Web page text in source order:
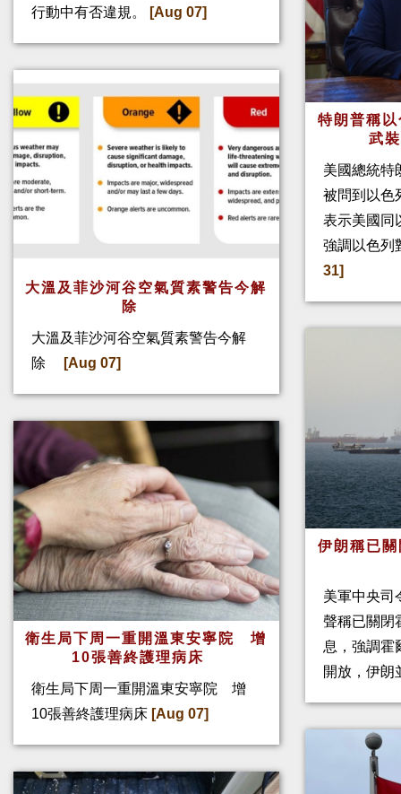
行動中有否違規。
[Aug 07]
大溫及菲沙河谷空氣質素警告今解
除
大溫及菲沙河谷空氣質素警告今解
除
[Aug 07]
衛生局下周一重開溫東安寧院 增
10張善終護理病床
衛生局下周一重開溫東安寧院 增
10張善終護理病床 [Aug 07]
特朗普稱
武
美國總統特
被問到以色
表示美國同
強調以色列
31]
伊朗稱已
美軍中央司
聲稱已關閉
息，強調霍
開放，伊